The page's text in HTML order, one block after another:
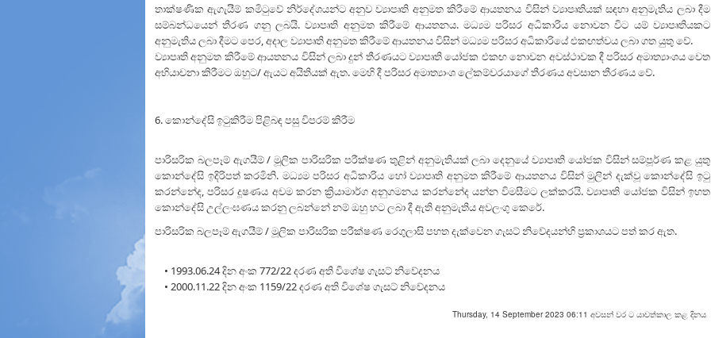
තාක්ෂණික ඇගැයීම් කමිටුවේ නිර්දේශයන්ට අනුව ව්‍යාපෘති අනුමත කිරීමේ ආයතනය විසින් ව්‍යාපෘතියක් සඳහා අනුමැතිය ලබා දීම
සම්බන්ධයෙන් තීරණ ගනු ලබයි. ව්‍යාපෘති අනුමත කිරීමේ ආයතනය. මධ්‍යම පරිසර අධිකාරිය නොවන විට යම් ව්‍යාපෘතියකට
අනුමැතිය ලබා දීමට පෙර, අදාල ව්‍යාපෘති අනුමත කිරීමේ ආයතනය විසින් මධ්‍යම පරිසර අධිකාරියේ එකඟත්වය ලබා ගත යුතු වේ.
ව්‍යාපෘති අනුමත කිරීමේ ආයතනය විසින් ලබා දුන් තීරණයට ව්‍යාපෘති යෝජක එකඟ නොවන අවස්ථාවක දී පරිසර අමාත්‍යාංශය වෙත
අභියාචනා කිරීමට ඔහුට/ ඇයට අයිතියක් ඇත. මෙහි දී පරිසර අමාත්‍යාංශ ලේකම්වරයාගේ තීරණය අවසාන තීරණය වේ.
6. කොන්දේසි ඉටුකිරීම පිළිබඳ පසු විපරම් කිරීම
පාරිසරික බලපෑම් ඇගයීම් / මූලික පාරිසරික පරීක්ෂණ තුළින් අනුමැතියක් ලබා දෙනුයේ ව්‍යාපෘති යෝජක විසින් සම්පූර්ණ කළ යුතු
කොන්දේසි ඉදිරිපත් කරමිනි. මධ්‍යම පරිසර අධිකාරිය හෝ ව්‍යාපෘති අනුමත කිරීමේ ආයතනය විසින් මුලින් දැක්වූ කොන්දේසි ඉටු
කරන්නේද, පරිසර දූෂණය අවම කරන ක්‍රියාමාර්ග අනුගමනය කරන්නේද යන්න විමසීමට ලක්කරයි. ව්‍යාපෘති යෝජක විසින් ඉහත
කොන්දේසි උල්ලංඝණය කරනු ලබන්නේ නම් ඔහු හට ලබා දී ඇති අනුමැතිය අවලංගු කෙරේ.
පාරිසරික බලපෑම් ඇගයීම් / මූලික පාරිසරික පරීක්ෂණ රෙගුලාසි පහත දැක්වෙන ගැසට් නිවේදයන්හි ප්‍රකාශයට පත් කර ඇත.
• 1993.06.24 දින අංක 772/22 දරණ අති විශේෂ ගැසට් නිවේදනය
• 2000.11.22 දින අංක 1159/22 දරණ අති විශේෂ ගැසට් නිවේදනය
Thursday, 14 September 2023 06:11 අවසන් වර ට යාවත්කාල කළ දිනය